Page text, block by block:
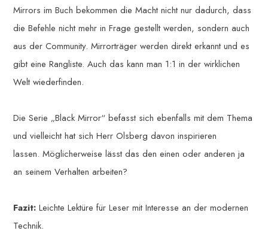
Mirrors im Buch bekommen die Macht nicht nur dadurch, dass
die Befehle nicht mehr in Frage gestellt werden, sondern auch
aus der Community. Mirrorträger werden direkt erkannt und es
gibt eine Rangliste. Auch das kann man 1:1 in der wirklichen
Welt wiederfinden.
Die Serie „Black Mirror“ befasst sich ebenfalls mit dem Thema
und vielleicht hat sich Herr Olsberg davon inspirieren
lassen. Möglicherweise lässt das den einen oder anderen ja
an seinem Verhalten arbeiten?
Fazit: Leichte Lektüre für Leser mit Interesse an der modernen
Technik.